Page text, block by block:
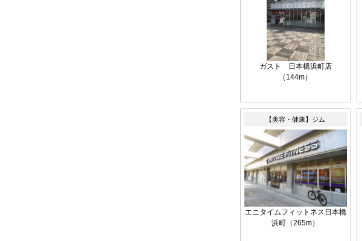
ガスト 日本橋浜町店
（144m）
【美容・健康】ジム
エニタイムフィットネス日本橋
浜町（265m）